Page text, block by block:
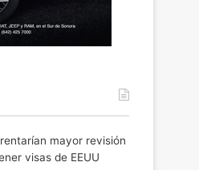
mayor revisión
visas de EEUU